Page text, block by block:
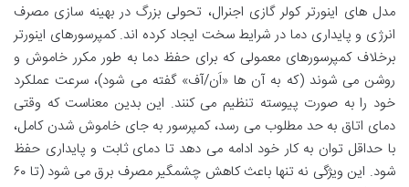
مدل های اینورتر کولر گازی اجنرال، تحولی بزرگ در بهینه سازی مصرف
انرژی و پایداری دما در شرایط سخت ایجاد کرده اند. کمپرسورهای اینورتر
برخلاف کمپرسورهای معمولی که برای حفظ دما به طور مکرر خاموش و
روشن می شوند (که به آن ها «اَن/آف» گفته می شود)، سرعت عملکرد
خود را به صورت پیوسته تنظیم می کنند. این بدین معناست که وقتی
دمای اتاق به حد مطلوب می رسد، کمپرسور به جای خاموش شدن کامل،
با حداقل توان به کار خود ادامه می دهد تا دمای ثابت و پایداری حفظ
شود. این ویژگی نه تنها باعث کاهش چشمگیر مصرف برق می شود (تا ۶۰